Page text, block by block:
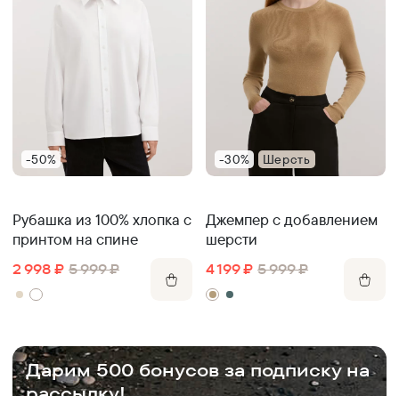
-50%
Рубашка из 100% хлопка с
принтом на спине
2 998 ₽ 5 999 ₽
-30% Шерсть
Джемпер с добавлением
шерсти
4 199 ₽ 5 999 ₽
Дарим 500 бонусов за подписку на